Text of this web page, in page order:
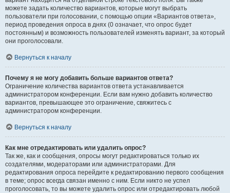
можете задать количество вариантов, которые могут выбрать
пользователи при голосовании, с помощью опции «Вариантов ответа»,
период проведения опроса в днях (0 означает, что опрос будет
постоянным) и возможность пользователей изменять вариант, за который
они проголосовали.
Вернуться к началу
Почему я не могу добавить больше вариантов ответа?
Ограничение количества вариантов ответа устанавливается
администратором конференции. Если вам нужно добавить количество
вариантов, превышающее это ограничение, свяжитесь с
администратором конференции.
Вернуться к началу
Как мне отредактировать или удалить опрос?
Так же, как и сообщения, опросы могут редактироваться только их
создателями, модераторами или администраторами. Для
редактирования опроса перейдите к редактированию первого сообщения
в теме; опрос всегда связан именно с ним. Если никто не успел
проголосовать, то вы можете удалить опрос или отредактировать любой